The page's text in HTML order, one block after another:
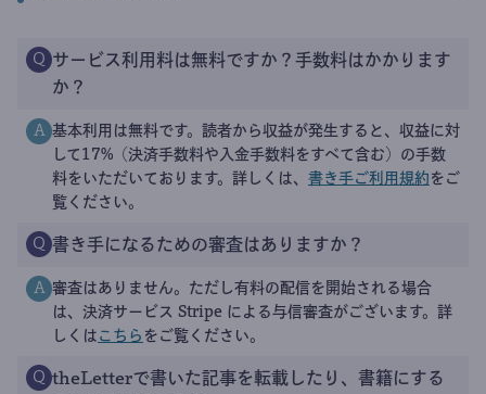
Q サービス利用料は無料ですか？手数料はかかります
か？
A 基本利用は無料です。読者から収益が発生すると、収益に対
して17%（決済手数料や入金手数料をすべて含む）の手数
料をいただいております。詳しくは、 書き手ご利用規約 をご
覧ください。
Q 書き手になるための審査はありますか？
A 審査はありません。ただし有料の配信を開始される場合
は、決済サービス Stripe による与信審査がございます。詳
しくは こちら をご覧ください。
Q theLetterで書いた記事を転載したり、書籍にする